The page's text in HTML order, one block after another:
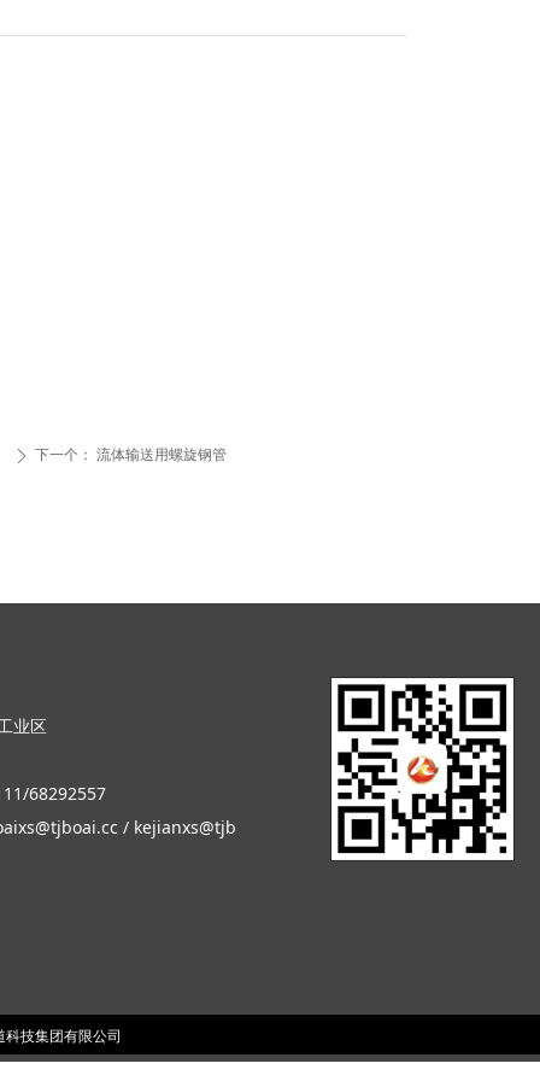
ꄲ 下一个： 流体输送用螺旋钢管
技集团有限公司
业区
68292557
/ kejianxs@tjb